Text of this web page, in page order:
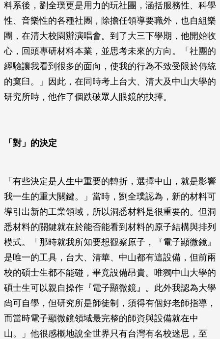
料系後，劉全璞更是用力的玩社團，涵括服務性、科學
性、音樂性的各種社團，除擔任領導要職外，也自組樂
團，在清大校園辦演唱會。到了大三下學期，他開始收
心，回頭專研材料本業，並思考未來的方向。「社團的
經驗讓我看到很多的面向，使我的行為不致受限於傳統
的窠臼。」因此，在同時考上台大、清大及中山大學的
研究所時，他作了個跌破眾人眼鏡的抉擇。
「對」的決定
「有些決定是人生中重要的轉折，選擇中山，就是影響
我一生的重大關鍵。」當時，劉全璞認為，新的材料可
導引出新的工業領域，所以洞悉材料是很重要的。但洞
悉材料的關鍵就在於能否能看到材料的原子結構與排列
模式。「那時就我所知要想觀察原子，『電子顯微鏡』
是唯一的工具，台大、清華、中山都有這設備，但前兩
校的碩士生都不能碰，畢竟設備昂貴。唯獨中山大學的
碩士生可以親自操作『電子顯微鏡』。此外我認為大學
尙可自學，但研究所是師徒制，須得有個好老師指導，
而當時電子顯微鏡領域最完整的師資與設備就在中
山。」他很感概地說全世界只有台灣有名校迷思，至